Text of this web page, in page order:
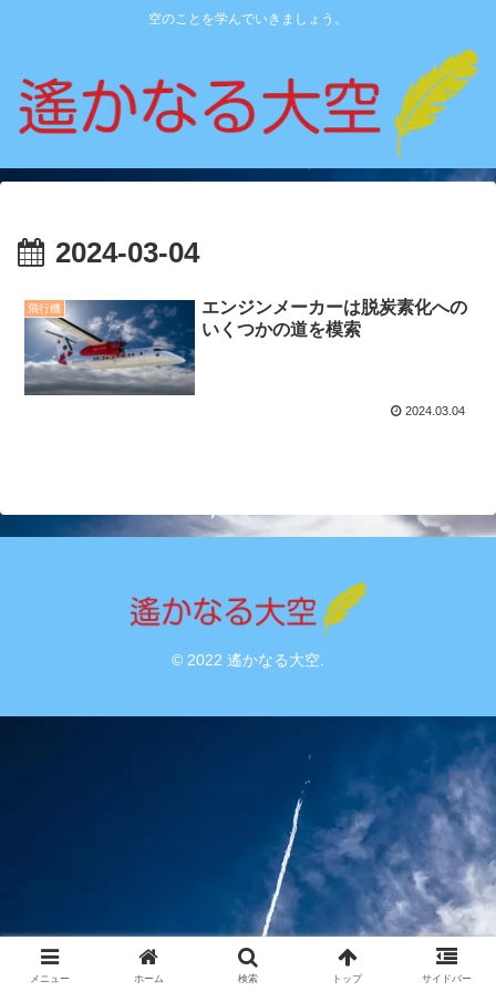
空のことを学んでいきましょう。
2024-03-04
飛行機
エンジンメーカーは脱炭素化への
いくつかの道を模索
2024.03.04
© 2022 遙かなる大空.
メニュー ホーム 検索 トップ サイドバー